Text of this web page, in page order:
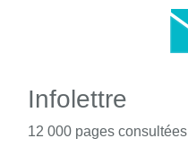
Infolettre
12 000 pages consultées